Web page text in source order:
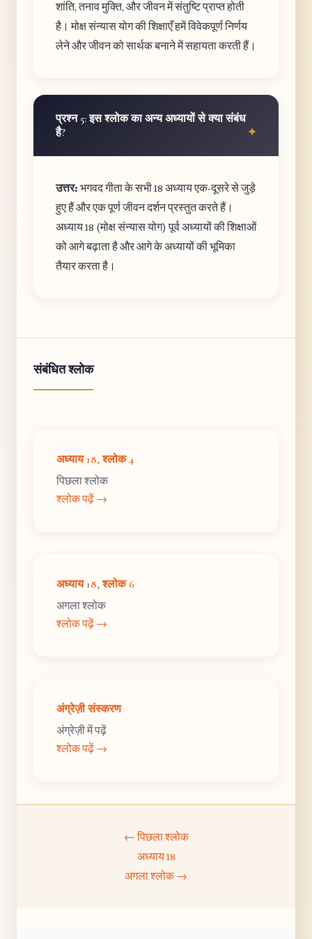
शांति, तनाव मुक्ति, और जीवन में संतुष्टि प्राप्त होती
है। मोक्ष संन्यास योग की शिक्षाएँ हमें विवेकपूर्ण निर्णय
लेने और जीवन को सार्थक बनाने में सहायता करती हैं।
प्रश्न 5: इस श्लोक का अन्य अध्यायों से क्या संबंध
है?
उत्तर: भगवद गीता के सभी 18 अध्याय एक-दूसरे से जुड़े
हुए हैं और एक पूर्ण जीवन दर्शन प्रस्तुत करते हैं।
अध्याय 18 (मोक्ष संन्यास योग) पूर्व अध्यायों की शिक्षाओं
को आगे बढ़ाता है और आगे के अध्यायों की भूमिका
तैयार करता है।
संबंधित श्लोक
अध्याय 18, श्लोक 4
पिछला श्लोक
श्लोक पढ़ें →
अध्याय 18, श्लोक 6
अगला श्लोक
श्लोक पढ़ें →
अंग्रेज़ी संस्करण
अंग्रेज़ी में पढ़ें
श्लोक पढ़ें →
← पिछला श्लोक
अध्याय 18
अगला श्लोक →